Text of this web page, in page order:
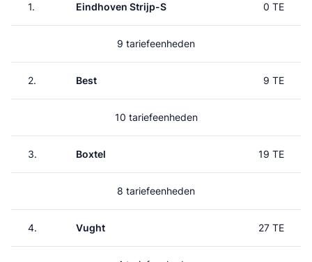
1. Eindhoven Strijp-S 0 TE
9 tariefeenheden
2. Best 9 TE
10 tariefeenheden
3. Boxtel 19 TE
8 tariefeenheden
4. Vught 27 TE